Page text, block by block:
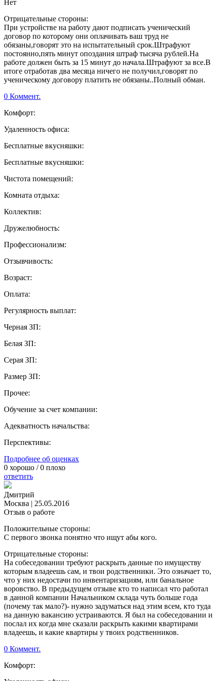
Нет
Отрицательные стороны:
При устройстве на работу дают подписать ученический
договор по которому они оплачивать ваш труд не
обязаны,говорят это на испытательный срок.Штрафуют
постоянно,пять минут опоздания штраф тысяча рублей.На
работе должен быть за 15 минут до начала.Штрафуют за все.В
итоге отработав два месяца ничего не получил,говорят по
ученическому договору платить не обязаны..Полный обман.
0 Коммент.
Комфорт:
Удаленность офиса:
Бесплатные вкусняшки:
Бесплатные вкусняшки:
Чистота помещений:
Комната отдыха:
Коллектив:
Дружелюбность:
Профессионализм:
Отзывчивость:
Возраст:
Оплата:
Регулярность выплат:
Черная ЗП:
Белая ЗП:
Серая ЗП:
Размер ЗП:
Прочее:
Обучение за счет компании:
Адекватность начальства:
Перспективы:
Подробнее об оценках
0 хорошо /0 плохо
ответить
Дмитрий
Москва | 25.05.2016
Отзыв о работе
Положительные стороны:
С первого звонка понятно что ищут абы кого.
Отрицательные стороны:
На собеседовании требуют раскрыть данные по имуществу
которым владеешь сам, и твои родственники. Это означает то,
что у них недостачи по инвентаризациям, или банальное
воровство. В предыдущем отзыве кто то написал что работал
в данной компании Начальником склада чуть больше года
(почему так мало?)- нужно задуматься над этим всем, кто туда
на данную вакансию устраиваются. Я был на собеседовании и
послал их когда мне сказали раскрыть какими квартирами
владеешь, и какие квартиры у твоих родственников.
0 Коммент.
Комфорт: